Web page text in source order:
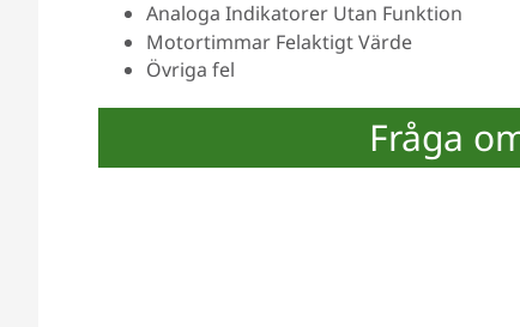
Analoga Indikatorer Utan Funktion
Motortimmar Felaktigt Värde
Övriga fel
Fråga